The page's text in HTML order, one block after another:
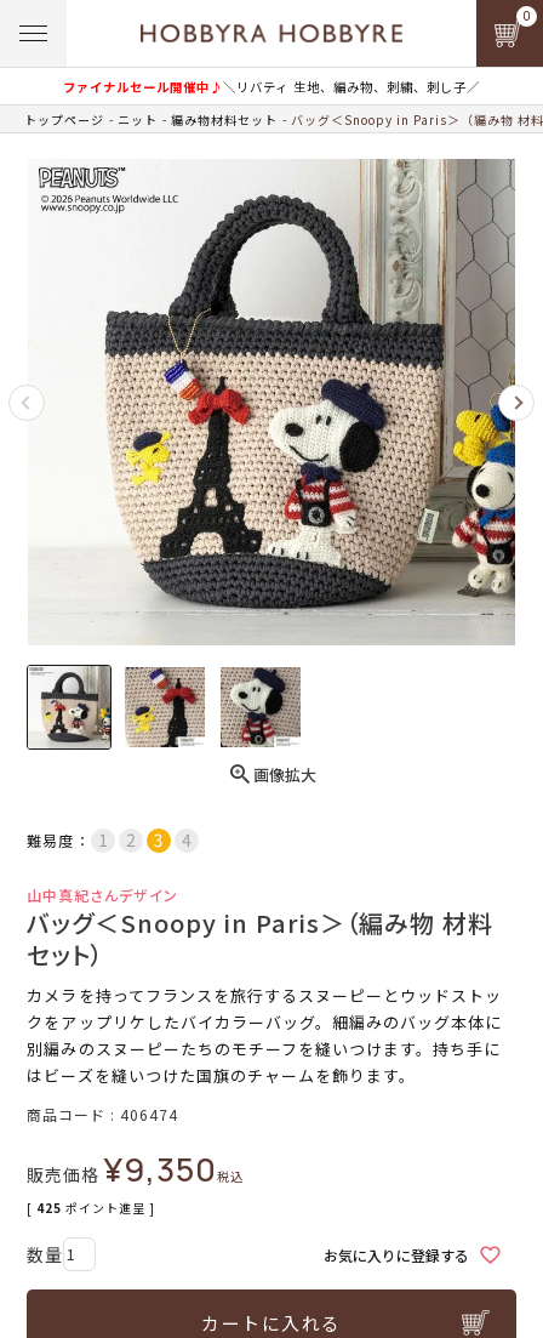
ファイナルセール開催中♪＼リバティ 生地、編み物、刺繍、刺し子／
0
トップページ ニット 編み物材料セット バッグ＜Snoopy in Paris＞（編み物 材
画像拡大
難易度：
山中真紀さんデザイン
バッグ＜Snoopy in Paris＞（編み物 材料
セット）
カメラを持ってフランスを旅行するスヌーピーとウッドストッ
クをアップリケしたバイカラーバッグ。細編みのバッグ本体に
別編みのスヌーピーたちのモチーフを縫いつけます。持ち手に
はビーズを縫いつけた国旗のチャームを飾ります。
商品コード 406474
販売価格 ¥9,350税込
[ 425 ポイント進呈 ]
お気に入りに登録する
カートに入れる